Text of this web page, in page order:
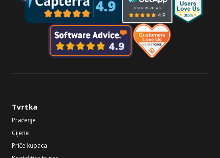
Tvrtka
Praćenje
Cijene
Priče kupaca